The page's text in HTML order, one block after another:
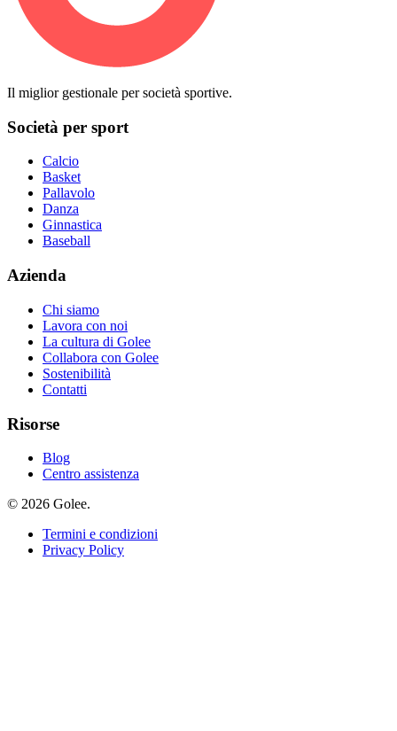
Il miglior gestionale per società sportive.
Società per sport
Calcio
Basket
Pallavolo
Danza
Ginnastica
Baseball
Azienda
Chi siamo
Lavora con noi
La cultura di Golee
Collabora con Golee
Sostenibilità
Contatti
Risorse
Blog
Centro assistenza
© 2026 Golee.
Termini e condizioni
Privacy Policy